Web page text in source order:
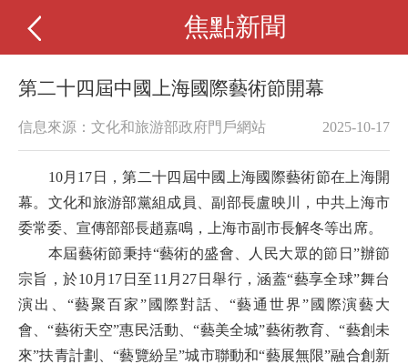
焦點新聞
第二十四屆中國上海國際藝術節開幕
信息來源：文化和旅游部政府門戶網站 2025-10-17
10月17日，第二十四屆中國上海國際藝術節在上海開
幕。文化和旅游部黨組成員、副部長盧映川，中共上海市
委常委、宣傳部部長趙嘉鳴，上海市副市長解冬等出席。
本屆藝術節秉持“藝術的盛會、人民大眾的節 日”辦節
宗旨，於10月17日至11月27日舉行 ，涵蓋“藝享全球”舞台
演出、“藝聚百家”國際對話、“藝通世界”國際演藝大
會、“藝術天空”惠民活動、“藝美全城”藝術教育、“藝創未
來”扶青計劃、“藝覽紛呈”城市聯動和“藝展無限”融合創新